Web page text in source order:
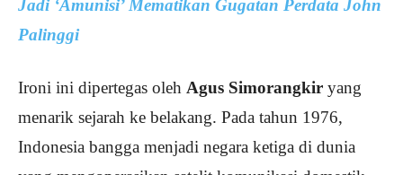
Jadi ‘Amunisi’ Mematikan Gugatan Perdata John
Palinggi
Ironi ini dipertegas oleh Agus Simorangkir yang
menarik sejarah ke belakang. Pada tahun 1976,
Indonesia bangga menjadi negara ketiga di dunia